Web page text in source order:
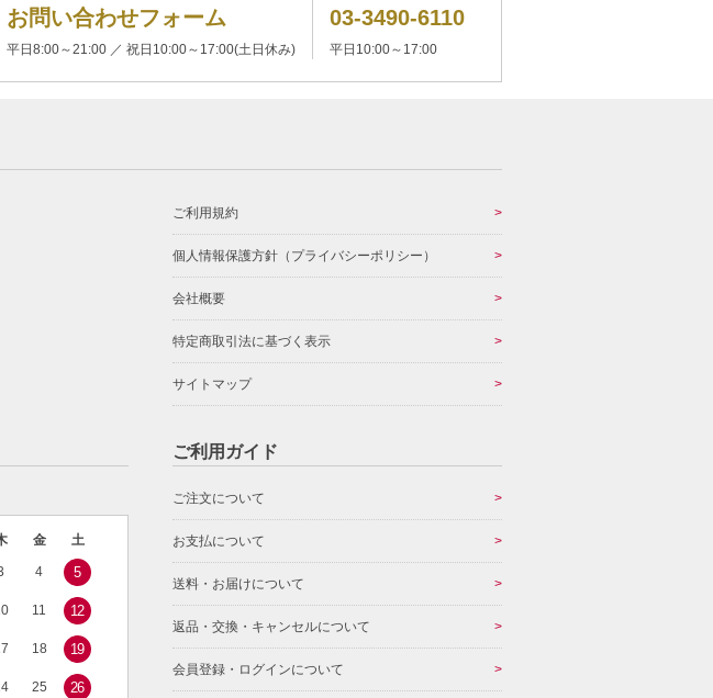
お問い合わせフォーム
平日8:00～21:00 ／ 祝日10:00～17:00(土日休み)
03-3490-6110
平日10:00～17:00
ご利用規約
個人情報保護方針（プライバシーポリシー）
会社概要
特定商取引法に基づく表示
サイトマップ
金 土
4 5
11 12
18 19
25 26
ご利用ガイド
ご注文について
お支払について
送料・お届けについて
返品・交換・キャンセルについて
会員登録・ログインについて